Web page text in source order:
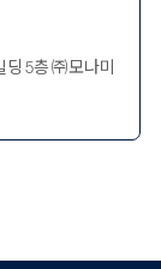
딩 5층 ㈜모나미